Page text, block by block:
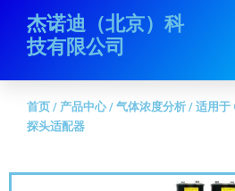
杰诺迪（北京）科
技有限公司
首页/产品中心 气体浓度分析/ 适用于
配器
首页 / 产品中心/ 气体浓度分析 / 适用于
探头适配器